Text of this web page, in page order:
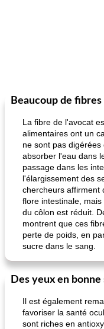
Beaucoup de
La fibre de l'avocat
alimentaires ont un
ne sont pas
absorber l'eau dans
passage dans les
l'élargissement des
chercheurs affirment
flore intestinale,
du côlon est réduit.
montrent que ces
perte de poids, en
sucre dans le sang.
Des yeux en bonne
Il est également
favoriser la santé
sont riches en